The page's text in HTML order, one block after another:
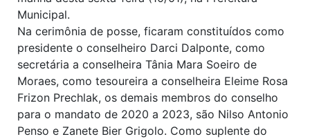
Municipal.
Na cerimônia de posse, ficaram constituídos como
presidente o conselheiro Darci Dalponte, como
secretária a conselheira Tânia Mara Soeiro de
Moraes, como tesoureira a conselheira Eleime Rosa
Frizon Prechlak, os demais membros do conselho
para o mandato de 2020 a 2023, são Nilso Antonio
Penso e Zanete Bier Grigolo. Como suplente do